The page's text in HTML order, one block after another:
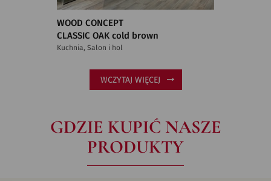
WOOD CONCEPT
CLASSIC OAK cold brown
Kuchnia, Salon i hol
WCZYTAJ WIĘCEJ
GDZIE KUPIĆ NASZE
PRODUKTY